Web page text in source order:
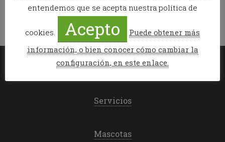
Servicios
Mascotas
entendemos que se acepta nuestra política de
cookies. Acepto
Puede obtener más
información, o bien conocer cómo cambiar la
configuración, en este enlace.